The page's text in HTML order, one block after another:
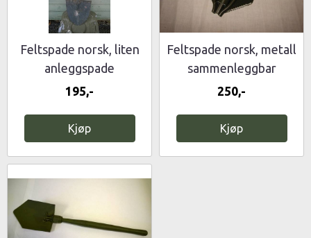
Feltspade norsk, liten
anleggspade
195,-
Kjøp
Feltspade norsk, metall
sammenleggbar
250,-
Kjøp